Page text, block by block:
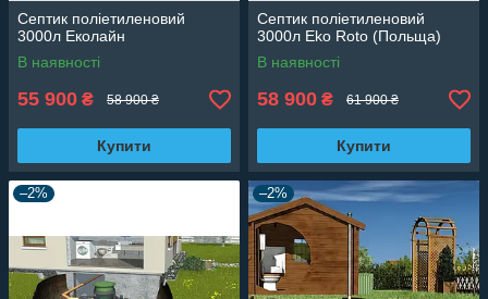
Септик поліетиленовий
3000л Еколайн
В наявності
55 900 ₴ 58 900 ₴
Купити
Септик поліетиленовий
3000л Eko Roto (Польща)
В наявності
58 900 ₴ 61 900 ₴
Купити
–2% –2%